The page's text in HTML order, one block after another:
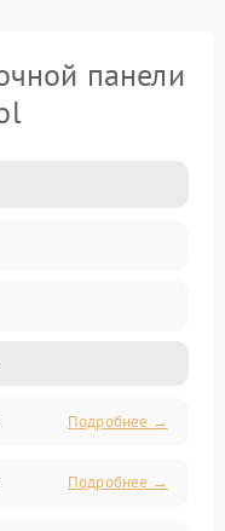
панели
Подробнее →
Подробнее →